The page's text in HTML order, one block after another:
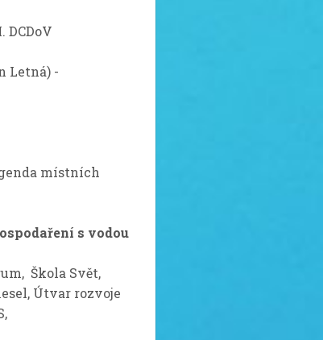
Letná) -
místních
s vodou
Škola Svět,
Útvar rozvoje